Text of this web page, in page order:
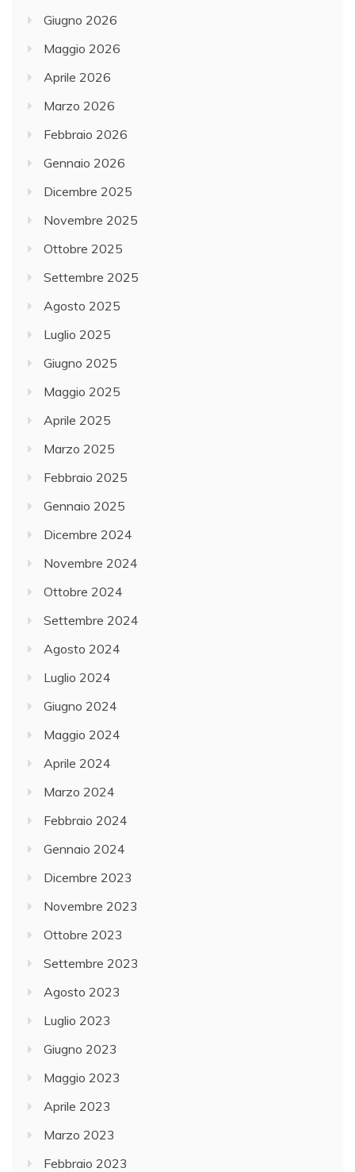
Giugno 2026
Maggio 2026
Aprile 2026
Marzo 2026
Febbraio 2026
Gennaio 2026
Dicembre 2025
Novembre 2025
Ottobre 2025
Settembre 2025
Agosto 2025
Luglio 2025
Giugno 2025
Maggio 2025
Aprile 2025
Marzo 2025
Febbraio 2025
Gennaio 2025
Dicembre 2024
Novembre 2024
Ottobre 2024
Settembre 2024
Agosto 2024
Luglio 2024
Giugno 2024
Maggio 2024
Aprile 2024
Marzo 2024
Febbraio 2024
Gennaio 2024
Dicembre 2023
Novembre 2023
Ottobre 2023
Settembre 2023
Agosto 2023
Luglio 2023
Giugno 2023
Maggio 2023
Aprile 2023
Marzo 2023
Febbraio 2023